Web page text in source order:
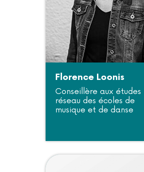
Florence Loonis
Conseillère aux études
réseau des écoles de
musique et de danse
Plus d'informations sur